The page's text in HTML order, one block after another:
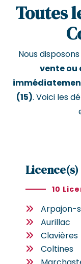
Toutes
Nous
vente ou
(15). Voici les
Licence(s)
10
Arpajon-
Aurillac
Clavières
Coltines